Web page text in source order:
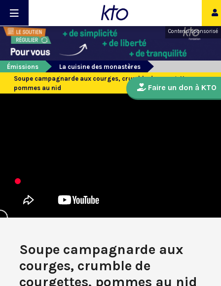
Contenu sponsorisé
Émissions
La cuisine des monastères
Soupe campagnarde aux courges, crumble de courgettes,
pommes au nid
Soupe campagnarde aux
courges, crumble de
courgettes, pommes au nid
Faire un don à KTO